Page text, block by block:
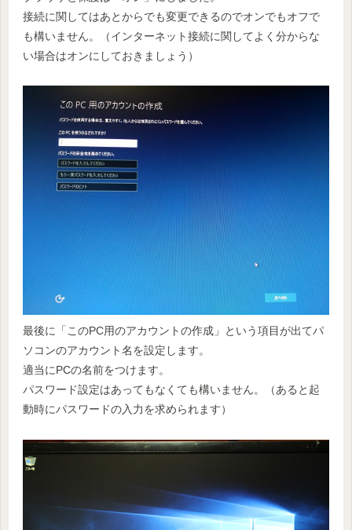
接続に関してはあとからでも変更できるのでオンでもオフで
も構いません。（インターネット接続に関してよく分からな
い場合はオンにしておきましょう）
最後に「このPC用のアカウントの作成」という項目が出てパ
ソコンのアカウント名を設定します。
適当にPCの名前をつけます。
パスワード設定はあってもなくても構いません。（あると起
動時にパスワードの入力を求められます）